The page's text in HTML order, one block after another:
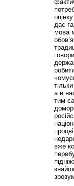
дає
мова
а в
тим
вже